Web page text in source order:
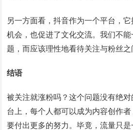
另一方面看，抖音作为一个平台，
机会，也促进了文化交流。我们不
题，而应该理性地看待关注与粉丝之
结语
被关注就涨粉吗？这个问题没有绝
台上，每个人都可以成为内容创作
要付出更多的努力。毕竟，流量只